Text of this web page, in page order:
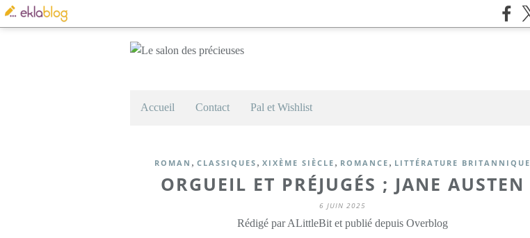
Accueil Contact Pal et Wishlist
ROMAN , CLASSIQUES , XIXÈME SIÈCLE , ROMANCE , LITTÉRATURE BRITANNIQUE
ORGUEIL ET PRÉJUGÉS ; JANE AUSTEN
6 JUIN 2025
Rédigé par ALittleBit et publié depuis Overblog